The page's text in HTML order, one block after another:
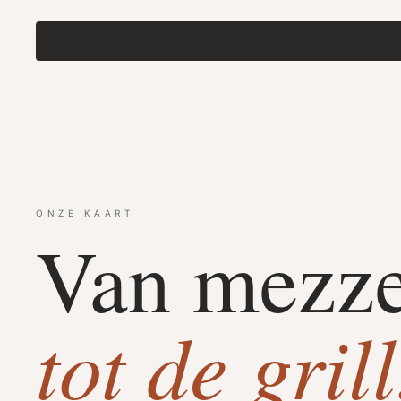
ONZE KAART
Van
tot de